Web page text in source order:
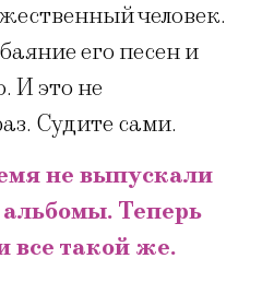
человек.
его песен и
И это не
Судите сами.
не выпускали
Теперь
все такой же.